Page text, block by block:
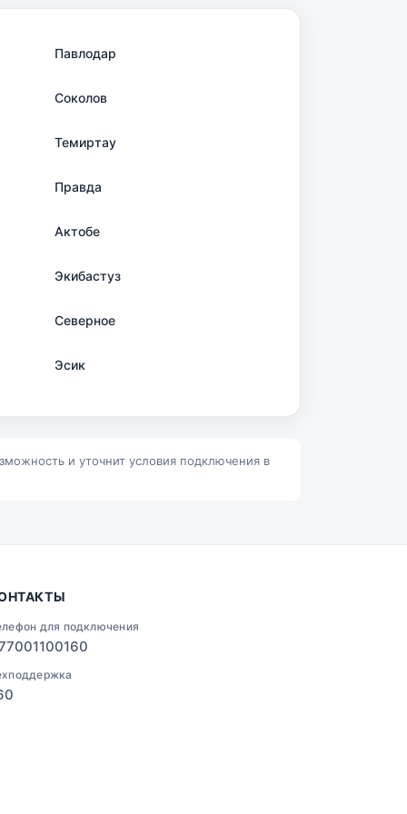
Павлодар
Соколов
Темиртау
Правда
Актобе
Экибастуз
Северное
Эсик
и уточнит условия подключения в
для подключения